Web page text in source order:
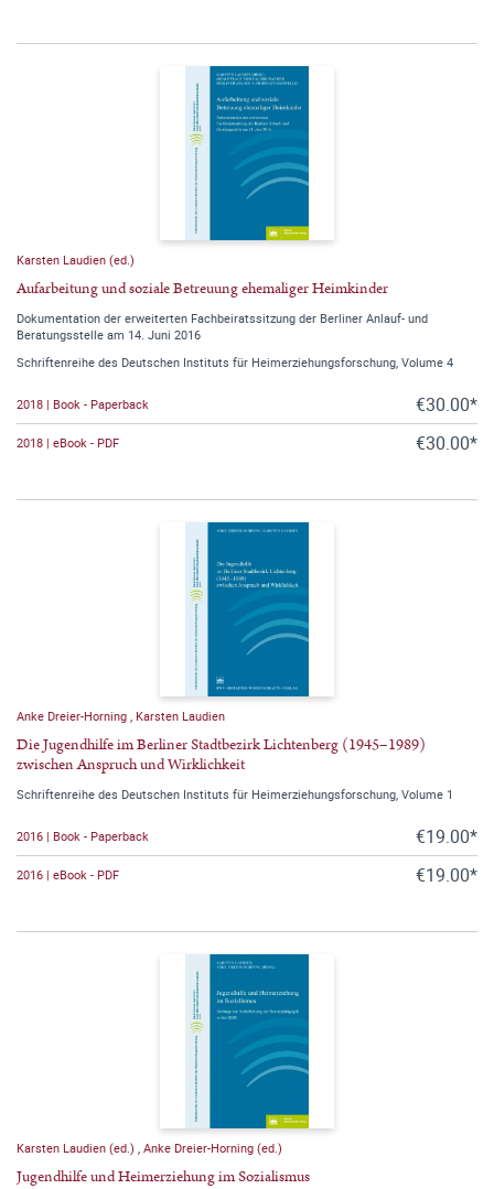
Karsten Laudien (ed.)
Aufarbeitung und soziale Betreuung ehemaliger Heimkinder
Dokumentation der erweiterten Fachbeiratssitzung der Berliner Anlauf- und
Beratungsstelle am 14. Juni 2016
Schriftenreihe des Deutschen Instituts für Heimerziehungsforschung, Volume 4
2018 | Book - Paperback €30.00*
2018 | eBook - PDF €30.00*
Anke Dreier-Horning Karsten Laudien
Die Jugendhilfe im Berliner Stadtbezirk Lichtenberg (1945–1989)
zwischen Anspruch und Wirklichkeit
Schriftenreihe des Deutschen Instituts für Heimerziehungsforschung, Volume 1
2016 | Book - Paperback €19.00*
2016 | eBook - PDF €19.00*
Karsten Laudien (ed.) Anke Dreier-Horning (ed.)
Jugendhilfe und Heimerziehung im Sozialismus